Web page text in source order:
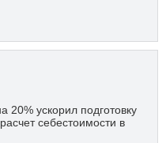
20% ускорил подготовку
себестоимости в